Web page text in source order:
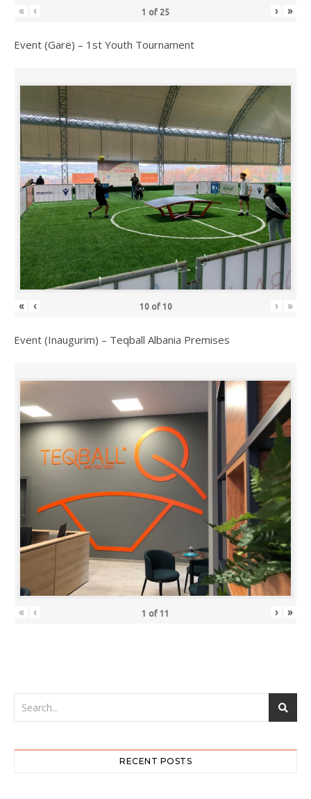
« ‹ 1 of 25 › »
Event (Garë) – 1st Youth Tournament
« ‹ 10of 10 › »
Event (Inaugurim) – Teqball Albania Premises
« ‹ 1 of 11 › »
RECENT POSTS